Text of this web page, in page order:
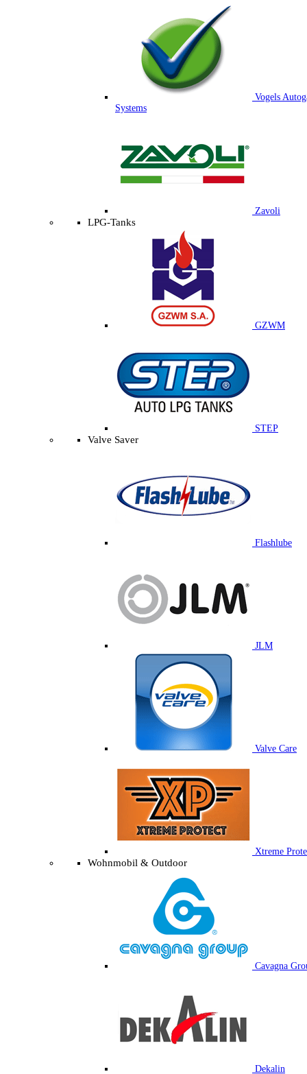
Vogels
Systems
Zavoli
LPG-Tanks
GZWM
STEP
Valve Saver
Flashlube
JLM
Valve Care
Xtreme
Wohnmobil & Outdoor
Cavagna
Dekalin